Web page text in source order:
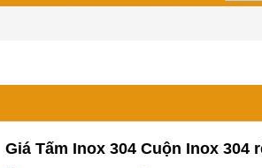
Giá Tấm Inox 304 Cuộn Inox 304